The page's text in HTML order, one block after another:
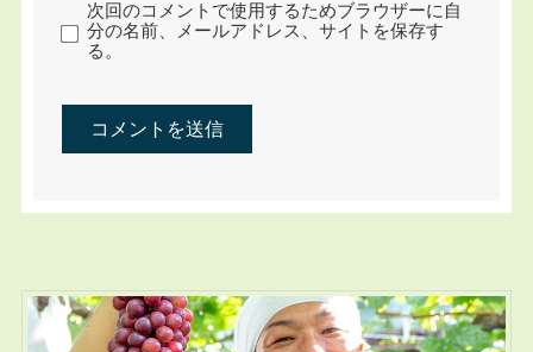
次回のコメントで使用するためブラウザーに自
分の名前、メールアドレス、サイトを保存す
る。